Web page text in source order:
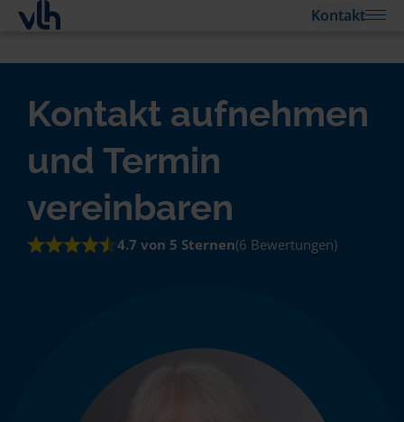
Kontakt
Kontakt aufnehmen
und Termin
vereinbaren
4.7 von 5 Sternen(6 Bewertungen)